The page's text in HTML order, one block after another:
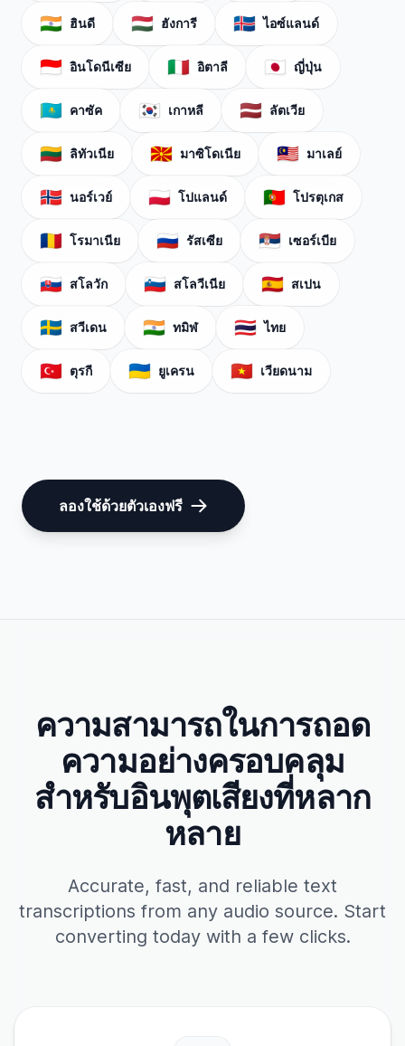
🇮🇳 ฮินดี 🇭🇺 ฮังการี 🇮🇸 ไอซ์แลนด์
🇮🇩 อินโดนีเซีย 🇮🇹 อิตาลี 🇯🇵 ญี่ปุ่น
🇰🇿 คาซัค 🇰🇷 เกาหลี 🇱🇻 ลัตเวีย
🇱🇹 ลิทัวเนีย 🇲🇰 มาซิโดเนีย 🇲🇾 มาเลย์
🇳🇴 นอร์เวย์ 🇵🇱 โปแลนด์ 🇵🇹 โปรตุเกส
🇷🇴 โรมาเนีย 🇷🇺 รัสเซีย 🇷🇸 เซอร์เบีย
🇸🇰 สโลวัก 🇸🇮 สโลวีเนีย 🇪🇸 สเปน
🇸🇪 สวีเดน 🇮🇳 ทมิฬ 🇹🇭 ไทย
🇹🇷 ตุรกี 🇺🇦 ยูเครน 🇻🇳 เวียดนาม
ลองใช้ด้วยตัวเองฟรี
ความสามารถในการถอด
ความอย่างครอบคลุม
สำหรับอินพุตเสียงที่หลาก
หลาย
Accurate, fast, and reliable text
transcriptions from any audio source. Start
converting today with a few clicks.